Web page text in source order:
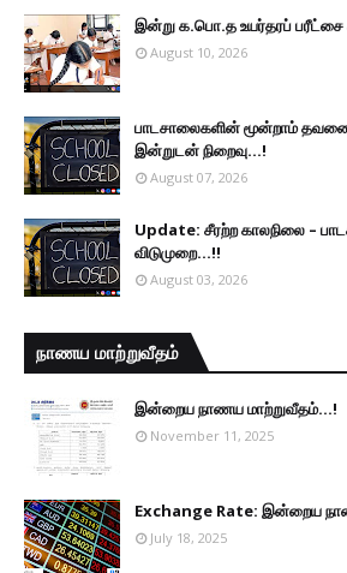
இன்று க.பொ.த உயர்தரப்
August 10, 2026
பாடசாலைகளின் மூன்றாம்
இன்றுடன் நிறைவு...!
August 07, 2026
Update: சீரற்ற காலநிலை –
விடுமுறை...!!
August 03, 2026
நாணய மாற்றுவீதம்
இன்றைய நாணய மாற்றுவீதம்...!
November 11, 2025
Exchange Rate: இன்றைய
July 18, 2025